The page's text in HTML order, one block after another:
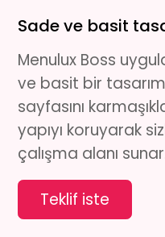
Sade ve basit
Menulux Boss
ve basit bir
sayfasını
yapıyı koruyarak
çalışma alanı
Teklif iste